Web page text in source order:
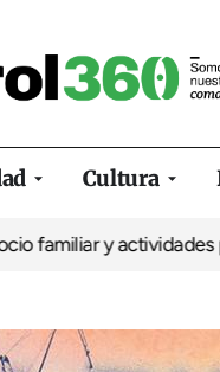
Cultura
y actividades para